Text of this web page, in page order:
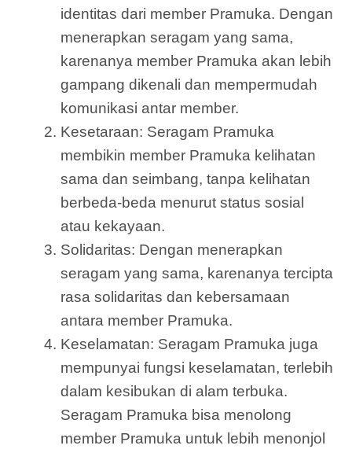
identitas dari member Pramuka. Dengan
menerapkan seragam yang sama,
karenanya member Pramuka akan lebih
gampang dikenali dan mempermudah
komunikasi antar member.
Kesetaraan: Seragam Pramuka
membikin member Pramuka kelihatan
sama dan seimbang, tanpa kelihatan
berbeda-beda menurut status sosial
atau kekayaan.
Solidaritas: Dengan menerapkan
seragam yang sama, karenanya tercipta
rasa solidaritas dan kebersamaan
antara member Pramuka.
Keselamatan: Seragam Pramuka juga
mempunyai fungsi keselamatan, terlebih
dalam kesibukan di alam terbuka.
Seragam Pramuka bisa menolong
member Pramuka untuk lebih menonjol